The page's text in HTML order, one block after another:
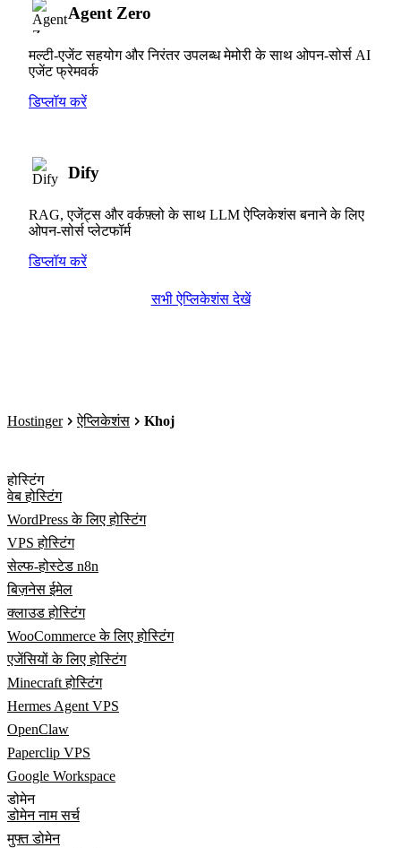
Agent Zero
मल्टी-एजेंट सहयोग और निरंतर उपलब्ध मेमोरी के साथ ओपन-सोर्स AI
एजेंट फ्रेमवर्क
डिप्लॉय करें
Dify
RAG, एजेंट्स और वर्कफ़्लो के साथ LLM ऐप्लिकेशंस बनाने के लिए
ओपन-सोर्स प्लेटफॉर्म
डिप्लॉय करें
सभी ऐप्लिकेशंस देखें
Hostinger ऐप्लिकेशंस Khoj
होस्टिंग
वेब होस्टिंग
WordPress के लिए होस्टिंग
VPS होस्टिंग
सेल्फ-होस्टेड n8n
बिज़नेस ईमेल
क्लाउड होस्टिंग
WooCommerce के लिए होस्टिंग
एजेंसियों के लिए होस्टिंग
Minecraft होस्टिंग
Hermes Agent VPS
OpenClaw
Paperclip VPS
Google Workspace
डोमेन
डोमेन नाम सर्च
मुफ्त डोमेन